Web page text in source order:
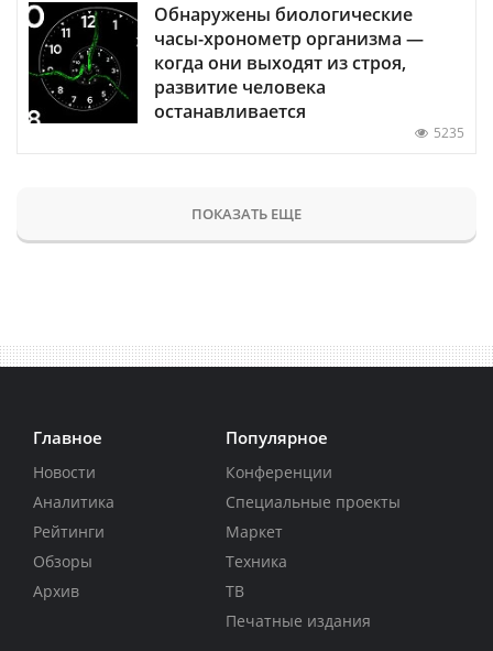
Обнаружены биологические
часы-хронометр организма —
когда они выходят из строя,
развитие человека
останавливается
5235
ПОКАЗАТЬ ЕЩЕ
Главное
Новости
Аналитика
Рейтинги
Обзоры
Архив
Популярное
Конференции
Специальные проекты
Маркет
Техника
ТВ
Печатные издания